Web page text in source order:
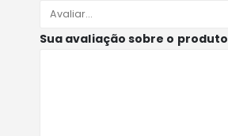
Sua avaliação sobre o produto